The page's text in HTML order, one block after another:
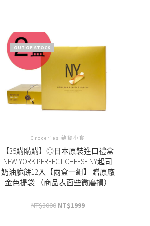
OUT OF STOCK
Groceries 雜貨小食
【35購購購】◎日本原裝進口禮盒
NEW YORK PERFECT CHEESE NY起司
奶油脆餅12入【兩盒一組】 贈原廠
金色提袋 （商品表面些微磨損）
NT$3000 原
NT$1999目